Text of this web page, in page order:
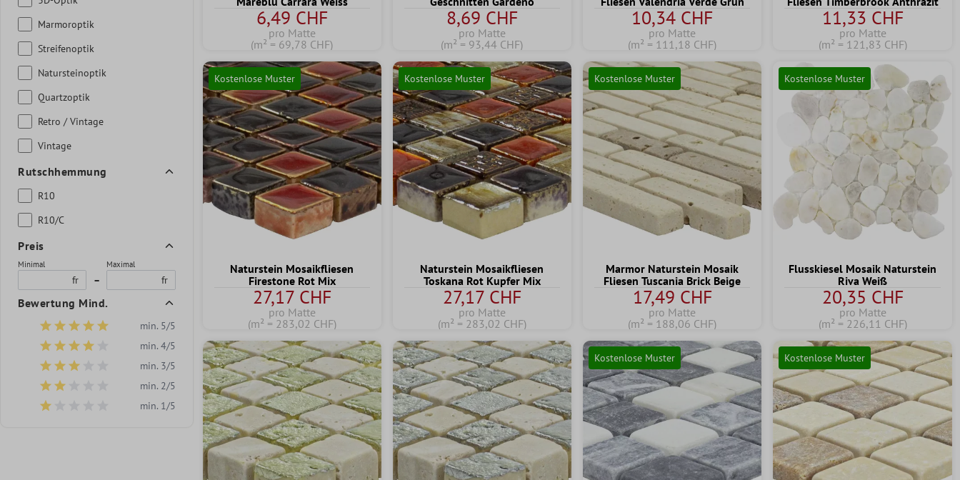
Marmoroptik
Streifenoptik
Natursteinoptik
Quartzoptik
Retro / Vintage
Vintage
Rutschhemmung
R10
R10/C
Preis
Minimal
fr –
Maximal
fr
Bewertung Mind.
Filter hinzufügen: Minimum Bewertung von 5 von 5 Sternen
min. 5/5
Filter hinzufügen: Minimum Bewertung von 4 von 5 Sternen
min. 4/5
Filter hinzufügen: Minimum Bewertung von 3 von 5 Sternen
min. 3/5
Filter hinzufügen: Minimum Bewertung von 2 von 5 Sternen
min. 2/5
Filter hinzufügen: Minimum Bewertung von 1 von 5 Sternen
min. 1/5
6,49 CHF
pro Matte
(m² = 69,78 CHF)
8,69 CHF
pro Matte
(m² = 93,44 CHF)
10,34 CHF
pro Matte
(m² = 111,18 CHF)
11,33 CHF
pro Matte
(m² = 121,83 CHF)
Kostenlose Muster
Naturstein Mosaikfliesen
Firestone Rot Mix
27,17 CHF
pro Matte
(m² = 283,02 CHF)
Kostenlose Muster
Naturstein Mosaikfliesen
Toskana Rot Kupfer Mix
27,17 CHF
pro Matte
(m² = 283,02 CHF)
Kostenlose Muster
Marmor Naturstein Mosaik
Fliesen Tuscania Brick Beige
17,49 CHF
pro Matte
(m² = 188,06 CHF)
Kostenlose Muster
Flusskiesel Mosaik Naturstein
Riva Weiß
20,35 CHF
pro Matte
(m² = 226,11 CHF)
Kostenlose Muster Kostenlose Muster